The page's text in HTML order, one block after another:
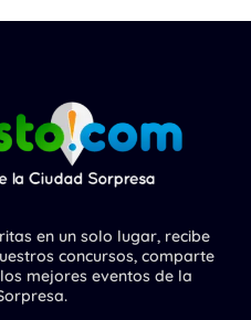
en un solo lugar, recibe
concursos, comparte
mejores eventos de la